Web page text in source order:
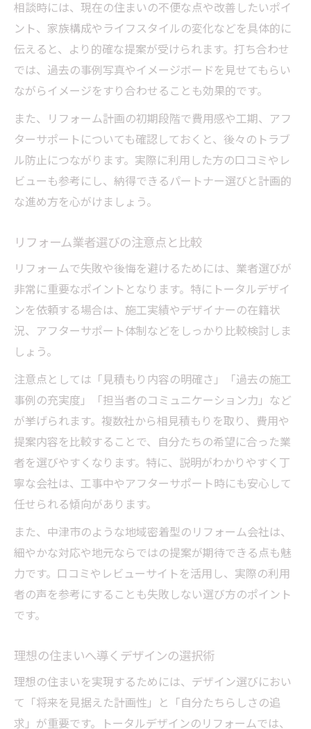
相談時には、現在の住まいの不便な点や改善したいポイ
ント、家族構成やライフスタイルの変化などを具体的に
伝えると、より的確な提案が受けられます。打ち合わせ
では、過去の事例写真やイメージボードを見せてもらい
ながらイメージをすり合わせることも効果的です。
また、リフォーム計画の初期段階で費用感や工期、アフ
ターサポートについても確認しておくと、後々のトラブ
ル防止につながります。実際に利用した方の口コミやレ
ビューも参考にし、納得できるパートナー選びと計画的
な進め方を心がけましょう。
リフォーム業者選びの注意点と比較
リフォームで失敗や後悔を避けるためには、業者選びが
非常に重要なポイントとなります。特にトータルデザイ
ンを依頼する場合は、施工実績やデザイナーの在籍状
況、アフターサポート体制などをしっかり比較検討しま
しょう。
注意点としては「見積もり内容の明確さ」「過去の施工
事例の充実度」「担当者のコミュニケーション力」など
が挙げられます。複数社から相見積もりを取り、費用や
提案内容を比較することで、自分たちの希望に合った業
者を選びやすくなります。特に、説明がわかりやすく丁
寧な会社は、工事中やアフターサポート時にも安心して
任せられる傾向があります。
また、中津市のような地域密着型のリフォーム会社は、
細やかな対応や地元ならではの提案が期待できる点も魅
力です。口コミやレビューサイトを活用し、実際の利用
者の声を参考にすることも失敗しない選び方のポイント
です。
理想の住まいへ導くデザインの選択術
理想の住まいを実現するためには、デザイン選びにおい
て「将来を見据えた計画性」と「自分たちらしさの追
求」が重要です。トータルデザインのリフォームでは、